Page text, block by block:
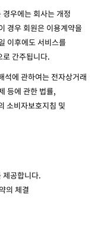
우에는 회사는 개정
경우 회원은 이용계약을
이후에도 서비스를
로 간주됩니다.
석에 관하여는 전자상거래
등에 관한 법률,
소비자보호지침 및
제공합니다.
의 체결